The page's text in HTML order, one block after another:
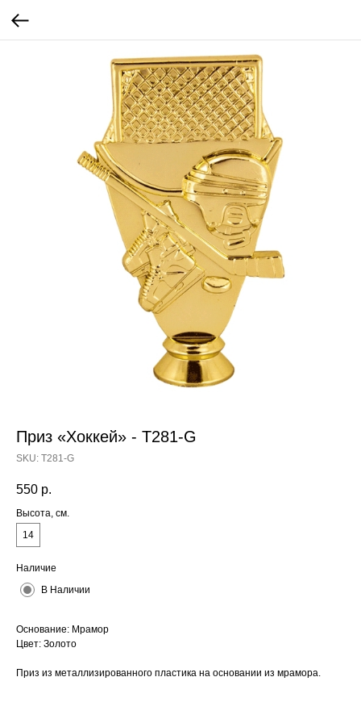
Приз «Хоккей» - T281-G
SKU: T281-G
550 р.
Высота, см.
14
Наличие
В Наличии
Основание: Мрамор
Цвет: Золото
Приз из металлизированного пластика на основании из мрамора.